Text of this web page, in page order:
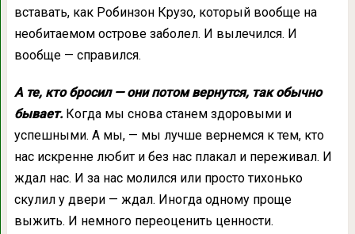
вставать, как Робинзон Крузо, который вообще на
необитаемом острове заболел. И вылечился. И
вообще — справился.
А те, кто бросил — они потом вернутся, так обычно
бывает.Когда мы снова станем здоровыми и
успешными. А мы, — мы лучше вернемся к тем, кто
нас искренне любит и без нас плакал и переживал. И
ждал нас. И за нас молился или просто тихонько
скулил у двери — ждал. Иногда одному проще
выжить. И немного переоценить ценности.